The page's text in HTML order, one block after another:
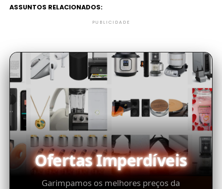
ASSUNTOS RELACIONADOS:
PUBLICIDADE
Ofertas Imperdíveis
Garimpamos os melhores preços da